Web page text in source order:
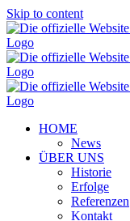
Skip to content
HOME
News
ÜBER UNS
Historie
Erfolge
Referenzen
Kontakt